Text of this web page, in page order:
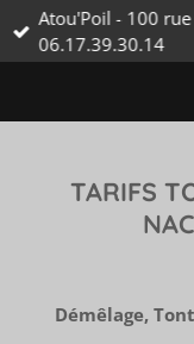
Passer
Atou'Poil - 100 rue
06.17.39.30.14
TARIFS
NAC
Démêlage,